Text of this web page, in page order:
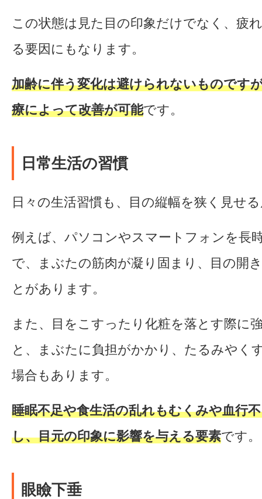
この状態は見た目の印象だけでなく、疲
る要因にもなります。
加齢に伴う変化は避けられないものです
療によって改善が可能です。
日常生活の習慣
日々の生活習慣も、目の縦幅を狭く見せ
例えば、パソコンやスマートフォンを長
で、まぶたの筋肉が凝り固まり、目の開
とがあります。
また、目をこすったり化粧を落とす際に
と、まぶたに負担がかかり、たるみやく
場合もあります。
睡眠不足や食生活の乱れもむくみや血行
し、目元の印象に影響を与える要素です。
眼瞼下垂